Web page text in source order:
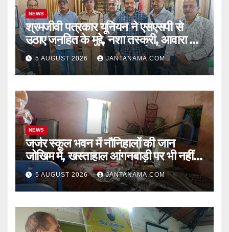
NEWS
श्रमजीवी पत्रकार यूनियन ने एसएसपी से
उठाए जनहित के मुद्दे, नशा तस्करी, आवारा पशु
और पार्किंग व्यवस्था पर की कार्रवाई की मांग
5 AUGUST 2026 JANTANAMA.COM
NEWS
जर्जर स्कूल भवन में नौनिहालों की जान
जोखिम में, खस्ताहाल आंगनबाड़ी पर भी नहीं
जागा प्रशासन
5 AUGUST 2026 JANTANAMA.COM